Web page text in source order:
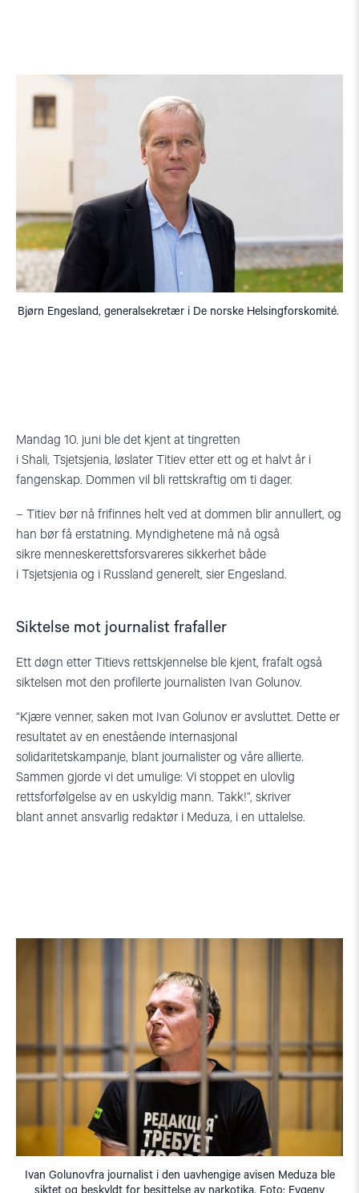
Bjørn Engesland, generalsekretær i De norske Helsingforskomité.
Mandag 10. juni ble det kjent at tingretten
i Shali, Tsjetsjenia, løslater Titiev etter ett og et halvt år i
fangenskap. Dommen vil bli rettskraftig om ti dager.
– Titiev bør nå frifinnes helt ved at dommen blir annullert, og
han bør få erstatning. Myndighetene må nå også
sikre menneskerettsforsvareres sikkerhet både
i Tsjetsjenia og i Russland generelt, sier Engesland.
Siktelse mot journalist frafaller
Ett døgn etter Titievs rettskjennelse ble kjent, frafalt også
siktelsen mot den profilerte journalisten Ivan Golunov.
“Kjære venner, saken mot Ivan Golunov er avsluttet. Dette er
resultatet av en enestående internasjonal
solidaritetskampanje, blant journalister og våre allierte.
Sammen gjorde vi det umulige: Vi stoppet en ulovlig
rettsforfølgelse av en uskyldig mann. Takk!”, skriver
blant annet ansvarlig redaktør i Meduza, i en uttalelse.
Ivan Golunovfra journalist i den uavhengige avisen Meduza ble
siktet og beskyldt for besittelse av narkotika. Foto: Evgeny